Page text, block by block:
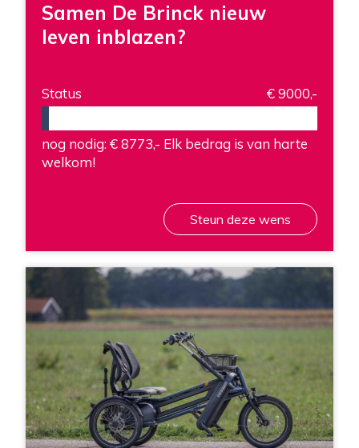
Samen De Brinck nieuw
leven inblazen?
Status € 9000,-
nog nodig: € 8773,- Elk bedrag is van harte
welkom!
Steun deze wens